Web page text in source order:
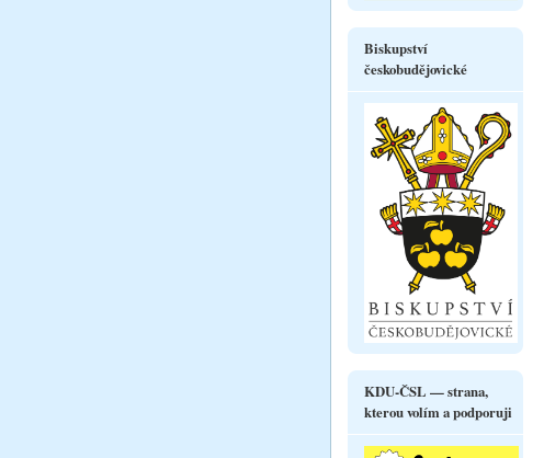
Biskupství
českobudějovické
KDU-ČSL — strana,
kterou volím a podporuji